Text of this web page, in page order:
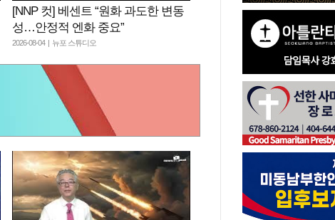
[NNP 컷] 베센트 “원화 과도한 변동
성…안정적 엔화 중요”
2026-08-04 | 뉴포 스튜디오